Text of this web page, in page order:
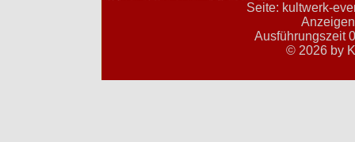
Seite: kultwerk-
Ausführungszeit
© 2026 by